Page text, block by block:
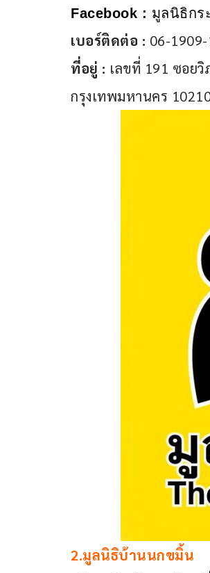
Facebook : มูลนิธิกร
เบอร์ติดต่อ : 06-
ที่อยู่ : เลขที่ 191 ซอย
กรุงเทพมหานคร
2.มูลนิธิบ้านนกขมิ้น